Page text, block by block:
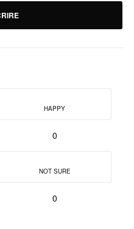
HAPPY
0
NOT SURE
0